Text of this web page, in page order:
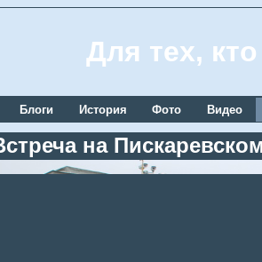
Для тех,
Блоги История Фото Видео
на